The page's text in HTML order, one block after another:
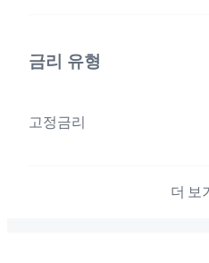
금리 유형
고정금리
더 보기